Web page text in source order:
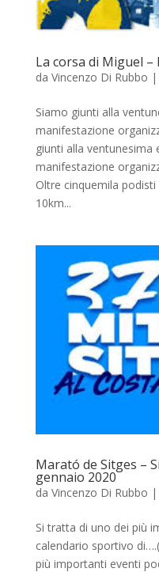
La corsa di Miguel –
da Vincenzo Di Rubbo |
Siamo giunti alla
manifestazione
giunti alla ventunesima
manifestazione
Oltre cinquemila
10km...
Marató de Sitges –
gennaio 2020
da Vincenzo Di Rubbo |
Si tratta di uno dei più
calendario sportivo
più importanti eventi